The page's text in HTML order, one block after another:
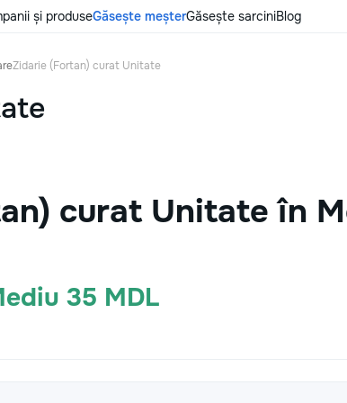
și produseGăsește meșterGăsește sarciniBlog
Zidarie (Fortan) curat Unitate
curat Unitate în
35 MDL